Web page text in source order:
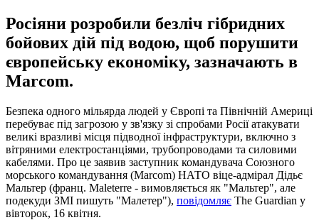
Росіяни розробили безліч гібридних
бойових дій під водою, щоб порушити
європейську економіку, зазначають в
Marcom.
Безпека одного мільярда людей у Європі та Північній Америці
перебуває під загрозою у зв'язку зі спробами Росії атакувати
великі вразливі місця підводної інфраструктури, включно з
вітряними електростанціями, трубопроводами та силовими
кабелями. Про це заявив заступник командувача Союзного
морського командування (Marcom) НАТО віце-адмірал Дідьє
Мальтер (франц. Maleterre - вимовляється як "Мальтер", але
подекуди ЗМІ пишуть "Малетер"), повідомляє The Guardian у
вівторок, 16 квітня.